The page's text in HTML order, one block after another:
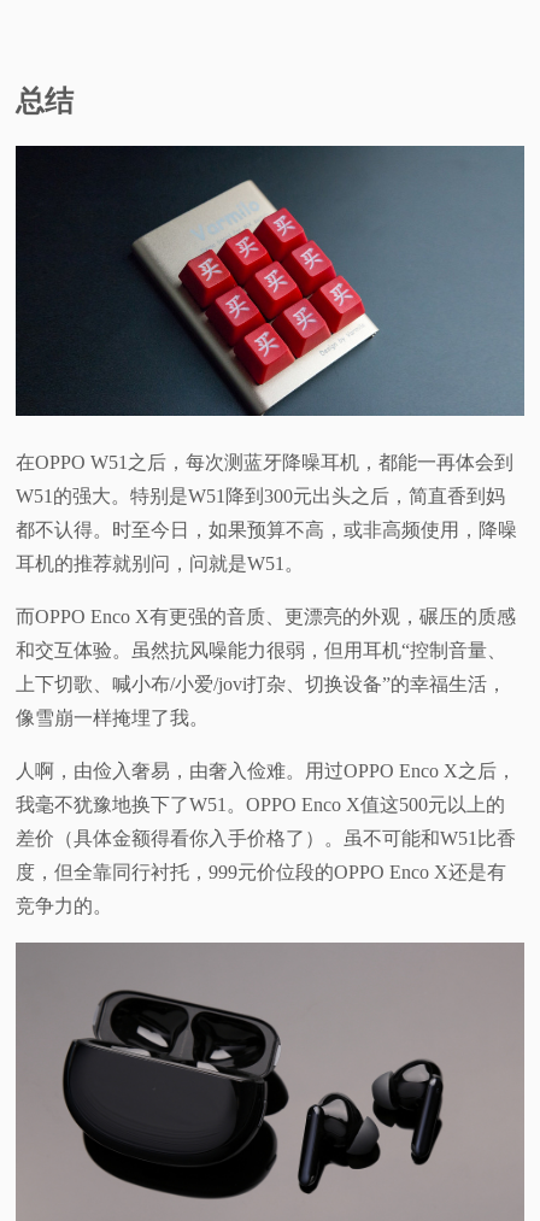
总结
在OPPO W51之后，每次测蓝牙降噪耳机，都能一再体会到
W51的强大。特别是W51降到300元出头之后，简直香到妈
都不认得。时至今日，如果预算不高，或非高频使用，降噪
耳机的推荐就别问，问就是W51。
而OPPO Enco X有更强的音质、更漂亮的外观，碾压的质感
和交互体验。虽然抗风噪能力很弱，但用耳机“控制音量、
上下切歌、喊小布/小爱/jovi打杂、切换设备”的幸福生活，
像雪崩一样掩埋了我。
人啊，由俭入奢易，由奢入俭难。用过OPPO Enco X之后，
我毫不犹豫地换下了W51。OPPO Enco X值这500元以上的
差价（具体金额得看你入手价格了）。虽不可能和W51比香
度，但全靠同行衬托，999元价位段的OPPO Enco X还是有
竞争力的。